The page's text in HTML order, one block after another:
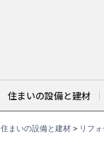
住まいの設備と建材
住まいの設備と建材> リフ